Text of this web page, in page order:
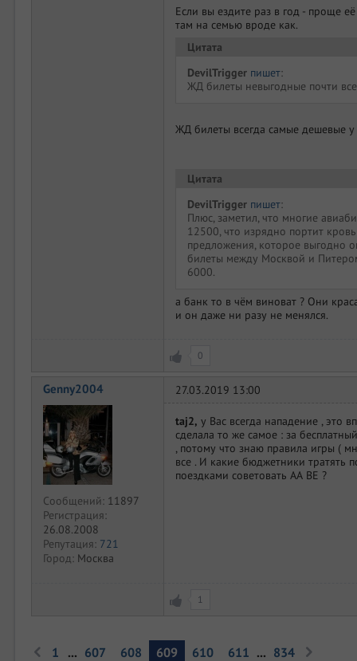
Если вы ездите раз в год - проще
там на семью вроде как.
Цитата
DevilTrigger пишет:
ЖД билеты невыгодные почти
ЖД билеты всегда самые дешевые
Цитата
DevilTrigger пишет:
Плюс, заметил, что многие
12500, что изрядно портит
предложения, которое выгодно
билеты между Москвой и
6000.
а банк то в чём виноват ? Они
и он даже ни разу не менялся.
0
Genny2004
Сообщений: 11897
Регистрация:
26.08.2008
Репутация: 721
Город: Москва
27.03.2019 13:00
taj2, у Вас всегда нападение , это
сделала то же самое : за
, потому что знаю правила игры (
все . И какие бюджетники тратять
поездками советовать АА ВЕ ?
1
1 ... 607 608 609 610 611 ... 834